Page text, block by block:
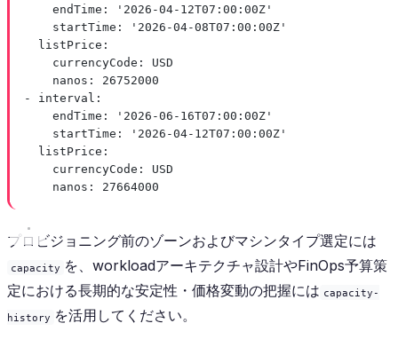
endTime :
'2026-04-12T07:00:00Z'
startTime :
'2026-04-08T07:00:00Z'
listPrice :
currencyCode : USD
nanos : 26752000
- interval :
endTime :
'2026-06-16T07:00:00Z'
startTime :
'2026-04-12T07:00:00Z'
listPrice :
currencyCode : USD
nanos : 27664000
プロビジョニング前のゾーンおよびマシンタイプ選定には
capacity を、workloadアーキテクチャ設計やFinOps予算策
定における長期的な安定性・価格変動の把握には capacity-
history を活用してください。